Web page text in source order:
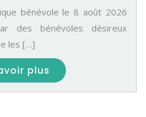
bénévole le 8 août 2026
des bénévoles désireux
les […]
plus